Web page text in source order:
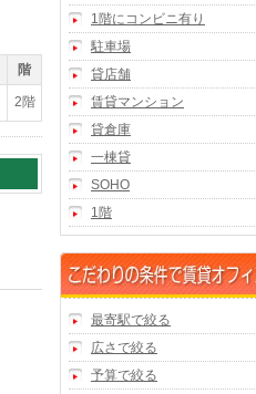
階
2階
1階にコンビニ有り
駐車場
貸店舗
賃貸マンション
貸倉庫
一棟貸
SOHO
1階
最寄駅で絞る
広さで絞る
予算で絞る